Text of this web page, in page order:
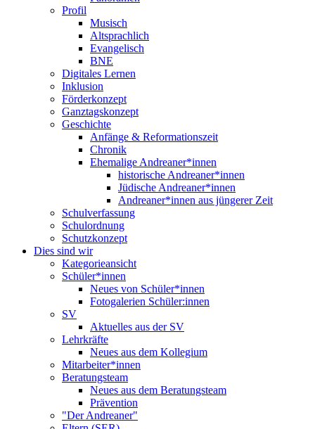
Profil
Musisch
Altsprachlich
Evangelisch
BNE
Digitales Lernen
Inklusion
Förderkonzept
Ganztagskonzept
Geschichte
Anfänge & Reformationszeit
Chronik
Ehemalige Andreaner*innen
historische Andreaner*innen
Jüdische Andreaner*innen
Andreaner*innen aus jüngerer Zeit
Schulverfassung
Schulordnung
Schutzkonzept
Dies sind wir
Kategorieansicht
Schüler*innen
Neues von Schüler*innen
Fotogalerien Schüler:innen
SV
Aktuelles aus der SV
Lehrkräfte
Neues aus dem Kollegium
Mitarbeiter*innen
Beratungsteam
Neues aus dem Beratungsteam
Prävention
"Der Andreaner"